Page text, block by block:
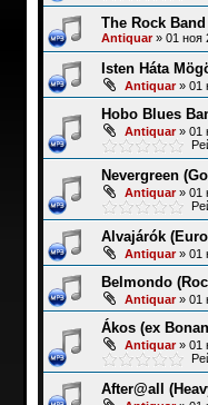
The Rock Band
Antiquar» 01 ноя
Isten Háta
Antiquar» 01
Hobo Blues
Antiquar» 01
Nevergreen
Antiquar» 01
Alvajárók
Antiquar» 01
Belmondo
Antiquar» 01
Ákos (ex
Antiquar» 01
After@all